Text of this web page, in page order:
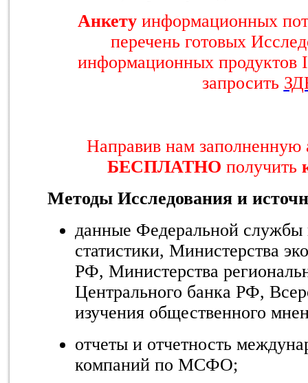
Анкету информационных
перечень готовых
информационных
запросить
Направив нам заполненную
БЕСПЛАТНО получить
Методы Исследования и
данные Федеральной службы
статистики, Министерства
РФ, Министерства
Центрального банка РФ,
изучения общественного
отчеты и отчетность
компаний по МСФО;